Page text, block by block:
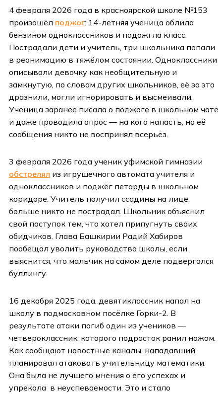
4 февраля 2026 года в красноярской школе №153
произошёл поджог: 14-летняя ученица облила
бензином одноклассников и подожгла класс.
Пострадали дети и учитель, три школьника попали
в реанимацию в тяжёлом состоянии. Одноклассники
описывали девочку как необщительную и
замкнутую, по словам других школьников, её за это
дразнили, могли игнорировать и высмеивали.
Ученица заранее писала о поджоге в школьном чате
и даже проводила опрос — на кого напасть, но её
сообщения никто не воспринял всерьёз.
3 февраля 2026 года ученик уфимской гимназии
обстрелял из игрушечного автомата учителя и
одноклассников и поджёг петарды в школьном
коридоре. Учитель получил ссадины на лице,
больше никто не пострадал. Школьник объяснил
свой поступок тем, что хотел припугнуть своих
обидчиков. Глава Башкирии Радий Хабиров
пообещал уволить руководство школы, если
выяснится, что мальчик на самом деле подвергался
буллингу.
16 декабря 2025 года, девятиклассник напал на
школу в подмосковном посёлке Горки-2. В
результате атаки погиб один из учеников —
четвероклассник, которого подросток ранил ножом.
Как сообщают новостные каналы, нападавший
планировал атаковать учительницу математики.
Она была не лучшего мнения о его успехах и
упрекала в неуспеваемости. Это и стало